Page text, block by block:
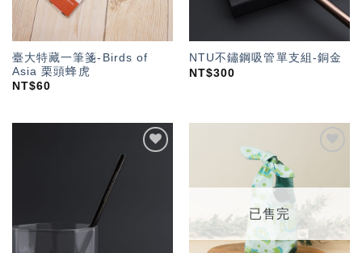
臺大特藏一筆箋-Birds of
Asia 栗頭蜂虎
NT$60
NTU不鏽鋼吸管單支組-銅金
NT$300
望輕
已售完